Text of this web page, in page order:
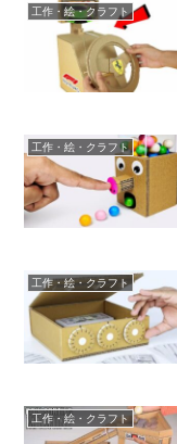
工作・絵・クラフト
工作・絵・クラフト
工作・絵・クラフト
工作・絵・クラフト